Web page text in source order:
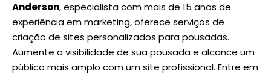
Anderson, especialista com mais de 15 anos de
experiência em marketing, oferece serviços de
criação de sites personalizados para pousadas.
Aumente a visibilidade de sua pousada e alcance um
público mais amplo com um site profissional. Entre em